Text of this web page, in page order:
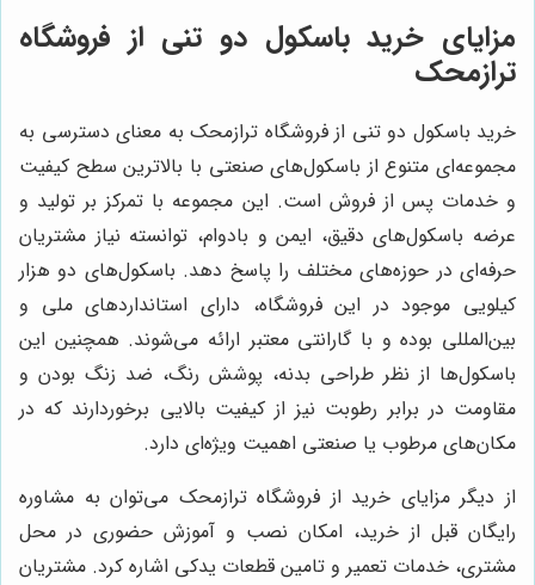
مزایای خرید باسکول دو تنی از فروشگاه
ترازمحک
خرید باسکول دو تنی از فروشگاه ترازمحک به معنای دسترسی به
مجموعه‌ای متنوع از باسکول‌های صنعتی با بالاترین سطح کیفیت
و خدمات پس از فروش است. این مجموعه با تمرکز بر تولید و
عرضه باسکول‌های دقیق، ایمن و بادوام، توانسته نیاز مشتریان
حرفه‌ای در حوزه‌های مختلف را پاسخ دهد. باسکول‌های دو هزار
کیلویی موجود در این فروشگاه، دارای استانداردهای ملی و
بین‌المللی بوده و با گارانتی معتبر ارائه می‌شوند. همچنین این
باسکول‌ها از نظر طراحی بدنه، پوشش رنگ، ضد زنگ بودن و
مقاومت در برابر رطوبت نیز از کیفیت بالایی برخوردارند که در
مکان‌های مرطوب یا صنعتی اهمیت ویژه‌ای دارد.
از دیگر مزایای خرید از فروشگاه ترازمحک می‌توان به مشاوره
رایگان قبل از خرید، امکان نصب و آموزش حضوری در محل
مشتری، خدمات تعمیر و تامین قطعات یدکی اشاره کرد. مشتریان